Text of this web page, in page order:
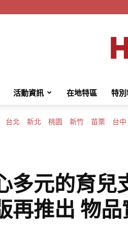
活動資訊 在地特區 特
台北 新北 桃園 新竹 苗栗 台中
多元的育兒
再推出 物